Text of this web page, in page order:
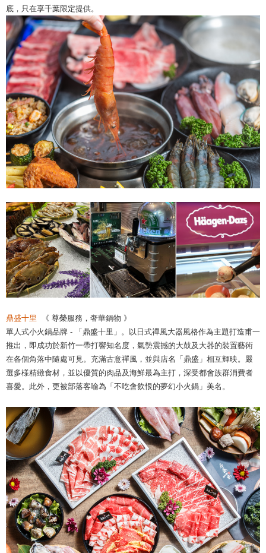
底，只在享千葉限定提供。
鼎盛十里
《 尊榮服務，奢華鍋物 》
單人式小火鍋品牌 - 「鼎盛十里」。以日式禪風大器風格作為主題打造甫一
推出，即成功於新竹一帶打響知名度，氣勢震撼的大鼓及大器的裝置藝術
在各個角落中隨處可見。充滿古意禪風，並與店名「鼎盛」相互輝映。嚴
選多樣精緻食材，並以優質的肉品及海鮮最為主打，深受都會族群消費者
喜愛。此外，更被部落客喻為「不吃會飲恨的夢幻小火鍋」美名。